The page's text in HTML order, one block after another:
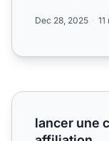
Dec 28, 2025
lancer une
lancer une